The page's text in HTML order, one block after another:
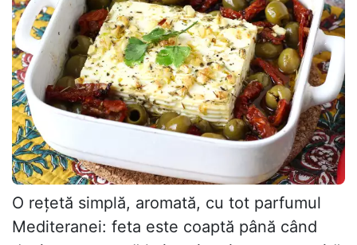
O rețetă simplă, aromată, cu tot parfumul
Mediteranei: feta este coaptă până când